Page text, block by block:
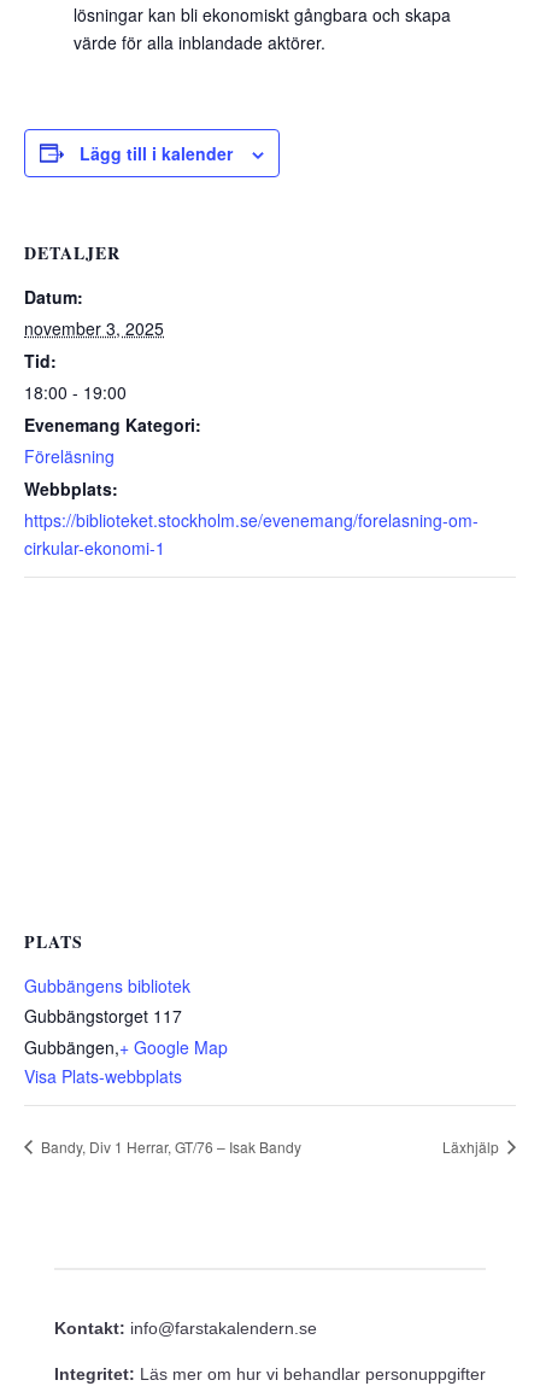
lösningar kan bli ekonomiskt gångbara och skapa
värde för alla inblandade aktörer.
Lägg till i kalender
DETALJER
Datum:
november 3, 2025
Tid:
18:00 - 19:00
Evenemang Kategori:
Föreläsning
Webbplats:
https://biblioteket.stockholm.se/evenemang/forelasning-om-
cirkular-ekonomi-1
PLATS
Gubbängens bibliotek
Gubbängstorget 117
Gubbängen,+ Google Map
Visa Plats-webbplats
Bandy, Div 1 Herrar, GT/76 – Isak Bandy Läxhjälp
Kontakt: info@farstakalendern.se
Integritet: Läs mer om hur vi behandlar personuppgifter